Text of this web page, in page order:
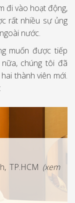
đi vào hoạt động,
rất nhiều sự ủng
nước.
muốn được tiếp
chúng tôi đã
thành viên mới.
TP.HCM (xem